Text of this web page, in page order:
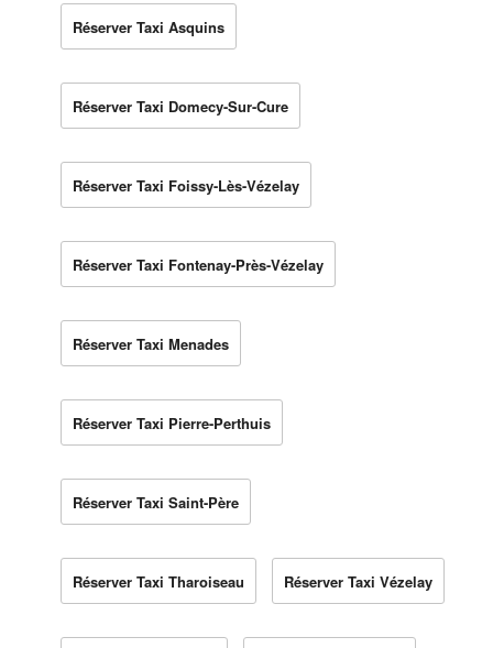
Réserver Taxi Asquins
Réserver Taxi Domecy-Sur-Cure
Réserver Taxi Foissy-Lès-Vézelay
Réserver Taxi Fontenay-Près-Vézelay
Réserver Taxi Menades
Réserver Taxi Pierre-Perthuis
Réserver Taxi Saint-Père
Réserver Taxi Tharoiseau Réserver Taxi Vézelay